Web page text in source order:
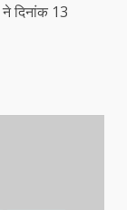
दिनांक 13